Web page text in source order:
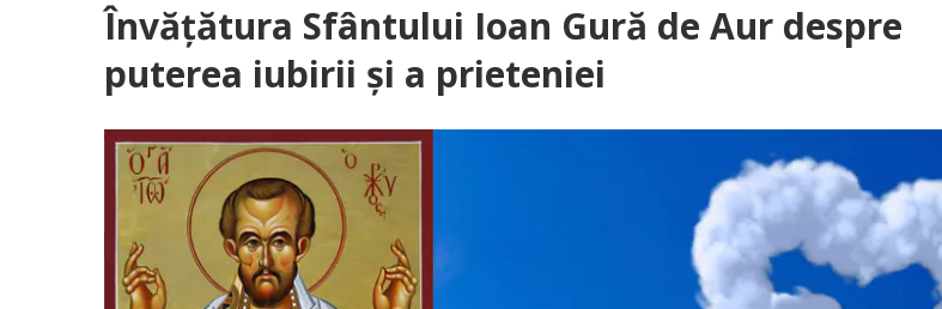
Învățătura Sfântului Ioan Gură de Aur despre
puterea iubirii și a prieteniei